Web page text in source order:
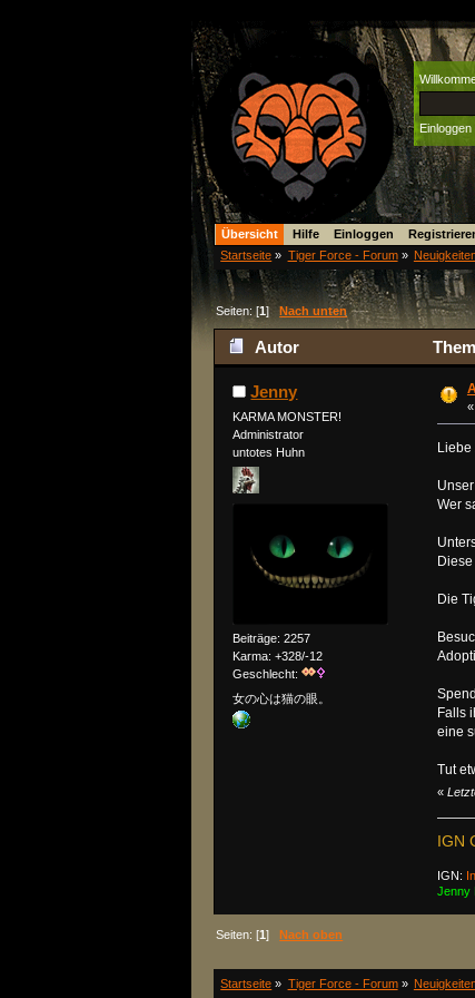
Übersicht Hilfe Einloggen
Startseite » Tiger Force - Forum»
Seiten: [1]Nach unten
Autor
Jenny
KARMA MONSTER!
Administrator
untotes Huhn
Beiträge: 2257
Karma: +328/-12
Geschlecht:
女の心は猫の眼。
«
Liebe
Wer
Die
Falls
eine
Tut
«
IGN
IGN:
Jenny
Seiten: [1]
Nach oben
Startseite » Tiger Force - Forum»